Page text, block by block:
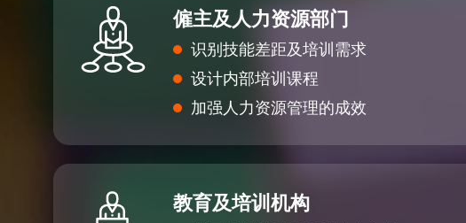
僱主及人力资源部门
识别技能差距及培训需求
设计内部培训课程
加强人力资源管理的成效
教育及培训机构